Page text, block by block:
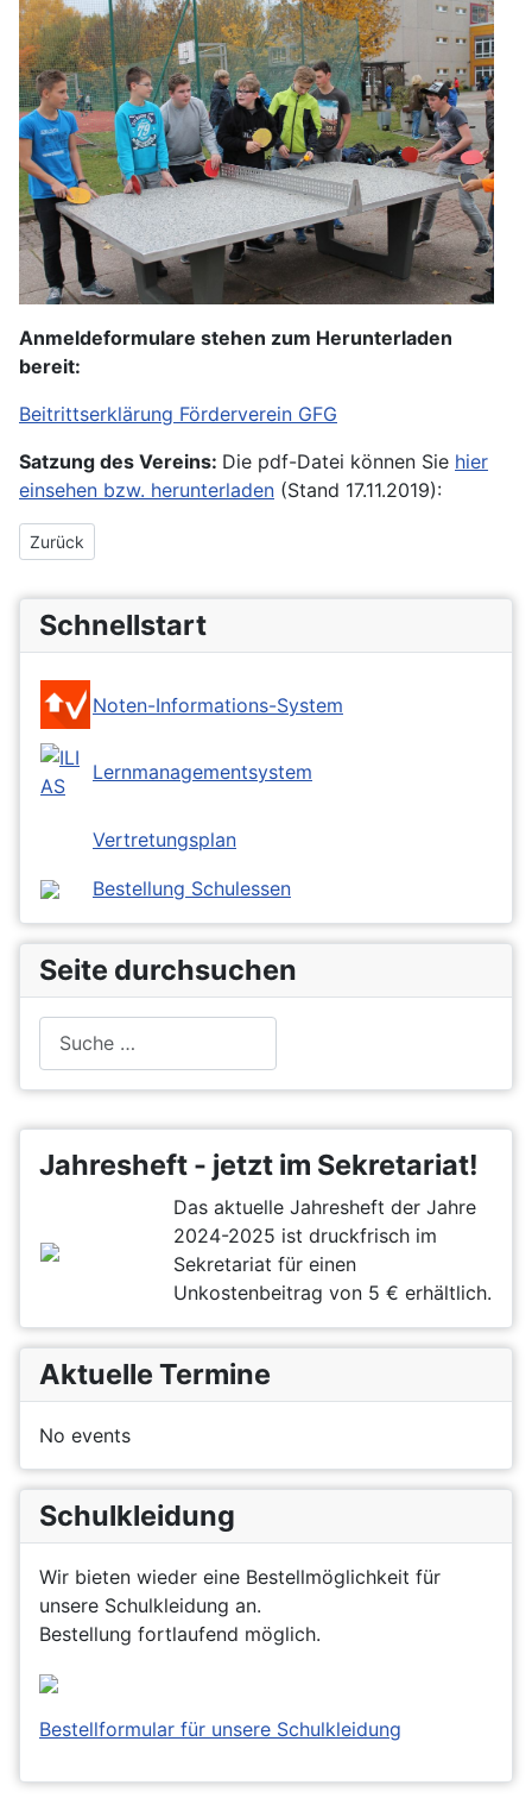
Jahresheft - jetzt im Sekretariat!
Das aktuelle Jahresheft der Jahre
2024-2025 ist druckfrisch im
Sekretariat für einen
Unkostenbeitrag von 5 € erhältlich.
Aktuelle Termine
No events
Schulkleidung
Wir bieten wieder eine Bestellmöglichkeit für
unsere Schulkleidung an.
Bestellung fortlaufend möglich.
Bestellformular für unsere Schulkleidung
Anmeldeformulare stehen zum Herunterladen
bereit:
Beitrittserklärung Förderverein GFG
Satzung des Vereins: Die pdf-Datei können Sie hier
einsehen bzw. herunterladen (Stand 17.11.2019):
Vorheriger Beitrag: Einladung Mitgliederversammlung 2023
Zurück
Schnellstart
Noten-Informations-System
Lernmanagementsystem
Vertretungsplan
Bestellung Schulessen
Seite durchsuchen